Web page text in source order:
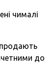
чималі
продають
до